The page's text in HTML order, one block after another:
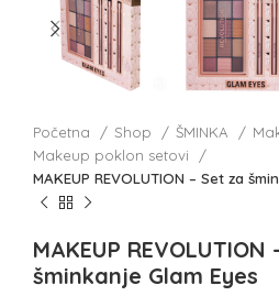
Početna Shop ŠMINKA
Makeup poklon setovi
MAKEUP REVOLUTION – Set za
MAKEUP
šminkanje Glam Eyes